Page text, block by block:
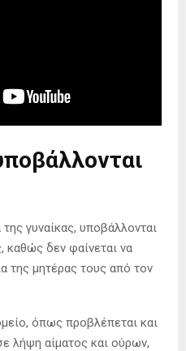
γυναίκας, υποβάλλονται
καθώς δεν φαίνεται να
της μητέρας τους από τον
όπως προβλέπεται και
λήψη αίματος και ούρων,